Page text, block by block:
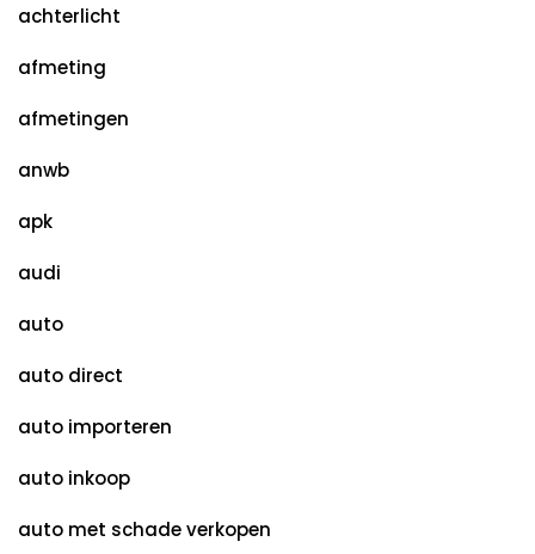
achterlicht
afmeting
afmetingen
anwb
apk
audi
auto
auto direct
auto importeren
auto inkoop
auto met schade verkopen